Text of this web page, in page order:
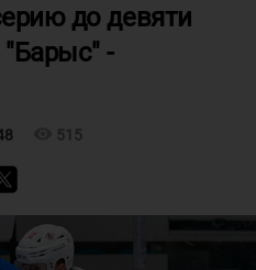
до девяти
"Барыс" -
515